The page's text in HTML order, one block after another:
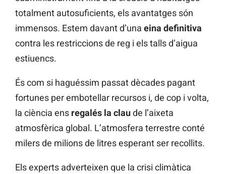
totalment autosuficients, els avantatges són
immensos. Estem davant d’una eina definitiva
contra les restriccions de reg i els talls d’aigua
estiuencs.
És com si haguéssim passat dècades pagant
fortunes per embotellar recursos i, de cop i volta,
la ciència ens regalés la claude l’aixeta
atmosfèrica global. L’atmosfera terrestre conté
milers de milions de litres esperant ser recollits.
Els experts adverteixen que la crisi climàtica